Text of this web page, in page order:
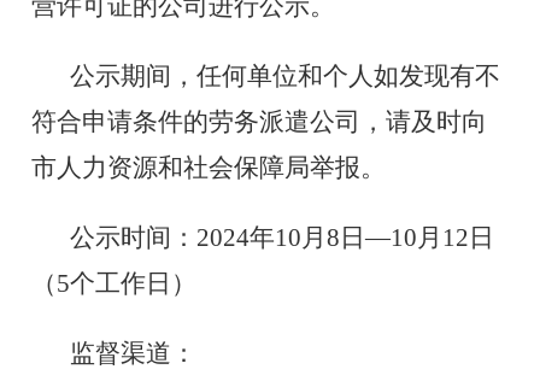
公示期间，任何单位和个人如发现有不
符合申请条件的劳务派遣公司，请及时向
市人力资源和社会保障局举报。
公示时间： 2024年10 月8 日—10 月 12 日
（5个工作日 ）
监督渠道：